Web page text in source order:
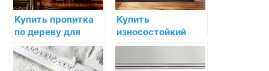
Купить пропитка
по дереву для
мебели и пола
wood classics
Купить
износостойкий
матовый